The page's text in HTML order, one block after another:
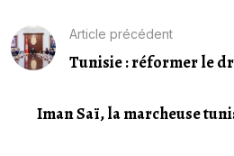
Article précédent
Tunisie : réformer le
Iman Saï, la marcheuse